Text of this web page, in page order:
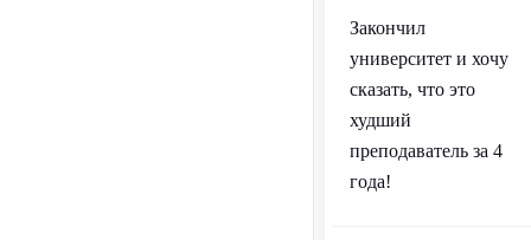
Закончил
университет и хочу
сказать, что это
худший
преподаватель за 4
года!